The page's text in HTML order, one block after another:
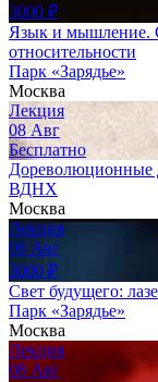
3000 ₽
Язык и мышление.
относительности
Парк «Зарядье»
Москва
Лекция
08 Авг
Бесплатно
Дореволюционные
ВДНХ
Москва
Лекция
08 Авг
3000 ₽
Свет будущего:
Парк «Зарядье»
Москва
Лекция
08 Авг